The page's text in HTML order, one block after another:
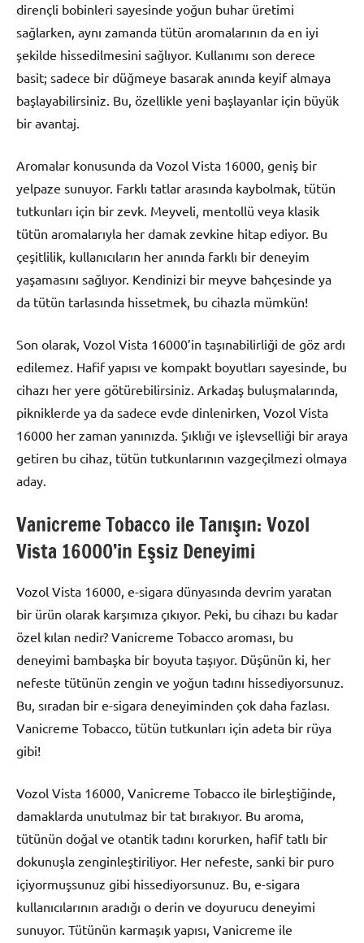
dirençli bobinleri sayesinde yoğun buhar üretimi
sağlarken, aynı zamanda tütün aromalarının da en iyi
şekilde hissedilmesini sağlıyor. Kullanımı son derece
basit; sadece bir düğmeye basarak anında keyif almaya
başlayabilirsiniz. Bu, özellikle yeni başlayanlar için büyük
bir avantaj.
Aromalar konusunda da Vozol Vista 16000, geniş bir
yelpaze sunuyor. Farklı tatlar arasında kaybolmak, tütün
tutkunları için bir zevk. Meyveli, mentollü veya klasik
tütün aromalarıyla her damak zevkine hitap ediyor. Bu
çeşitlilik, kullanıcıların her anında farklı bir deneyim
yaşamasını sağlıyor. Kendinizi bir meyve bahçesinde ya
da tütün tarlasında hissetmek, bu cihazla mümkün!
Son olarak, Vozol Vista 16000’in taşınabilirliği de göz ardı
edilemez. Hafif yapısı ve kompakt boyutları sayesinde, bu
cihazı her yere götürebilirsiniz. Arkadaş buluşmalarında,
pikniklerde ya da sadece evde dinlenirken, Vozol Vista
16000 her zaman yanınızda. Şıklığı ve işlevselliği bir araya
getiren bu cihaz, tütün tutkunlarının vazgeçilmezi olmaya
aday.
Vanicreme Tobacco ile Tanışın: Vozol
Vista 16000’in Eşsiz Deneyimi
Vozol Vista 16000, e-sigara dünyasında devrim yaratan
bir ürün olarak karşımıza çıkıyor. Peki, bu cihazı bu kadar
özel kılan nedir? Vanicreme Tobacco aroması, bu
deneyimi bambaşka bir boyuta taşıyor. Düşünün ki, her
nefeste tütünün zengin ve yoğun tadını hissediyorsunuz.
Bu, sıradan bir e-sigara deneyiminden çok daha fazlası.
Vanicreme Tobacco, tütün tutkunları için adeta bir rüya
gibi!
Vozol Vista 16000, Vanicreme Tobacco ile birleştiğinde,
damaklarda unutulmaz bir tat bırakıyor. Bu aroma,
tütünün doğal ve otantik tadını korurken, hafif tatlı bir
dokunuşla zenginleştiriliyor. Her nefeste, sanki bir puro
içiyormuşsunuz gibi hissediyorsunuz. Bu, e-sigara
kullanıcılarının aradığı o derin ve doyurucu deneyimi
sunuyor. Tütünün karmaşık yapısı, Vanicreme ile